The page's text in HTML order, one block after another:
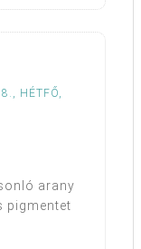
HÉTFŐ,
arany
pigmentet